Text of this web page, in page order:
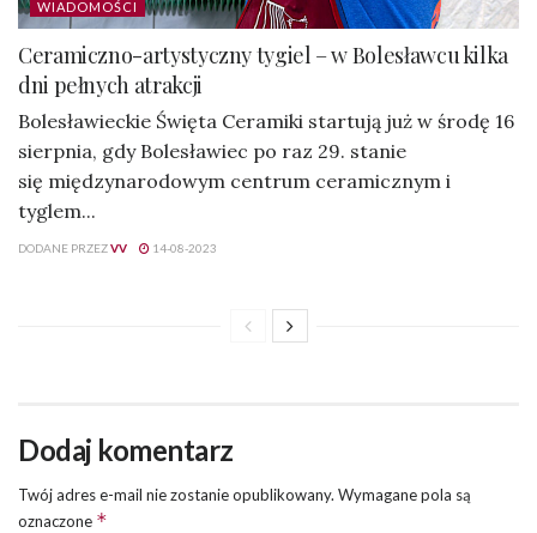
WIADOMOŚCI
Ceramiczno-artystyczny tygiel – w Bolesławcu kilka
dni pełnych atrakcji
Bolesławieckie Święta Ceramiki startują już w środę 16
sierpnia, gdy Bolesławiec po raz 29. stanie
się międzynarodowym centrum ceramicznym i
tyglem...
DODANE PRZEZVV 14-08-2023
Dodaj komentarz
Twój adres e-mail nie zostanie opublikowany. Wymagane pola są
oznaczone *